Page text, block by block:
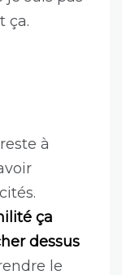
partout
suis pas
ça.